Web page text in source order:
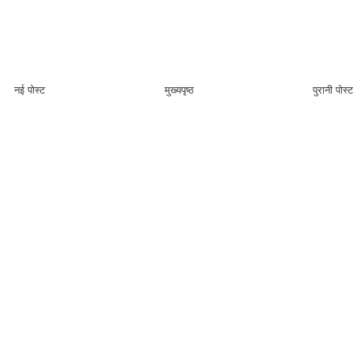
नई पोस्ट पुरानी पोस्ट
मुख्यपृष्ठ